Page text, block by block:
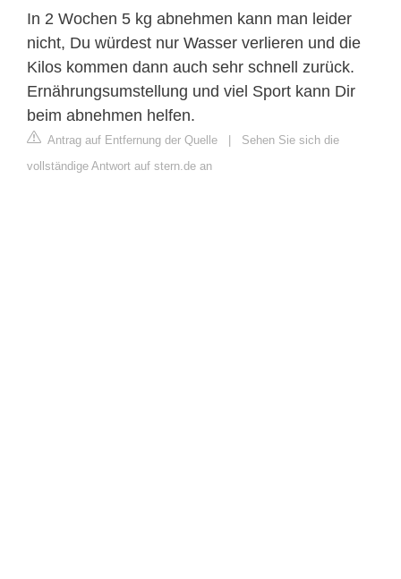
In 2 Wochen 5 kg abnehmen kann man leider
nicht, Du würdest nur Wasser verlieren und die
Kilos kommen dann auch sehr schnell zurück.
Ernährungsumstellung und viel Sport kann Dir
beim abnehmen helfen.
Antrag auf Entfernung der Quelle | Sehen Sie sich die
vollständige Antwort auf stern.de an